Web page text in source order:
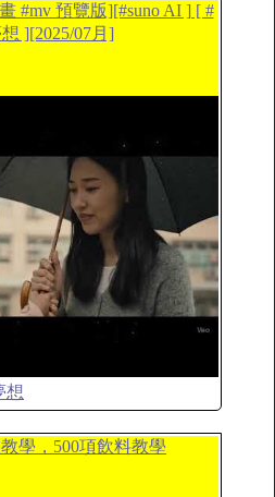
#mv 預覽版][#suno AI ] [ #
][2025/07月]
想
學，500項飲料教學